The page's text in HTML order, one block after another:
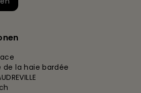
de la haie bardée